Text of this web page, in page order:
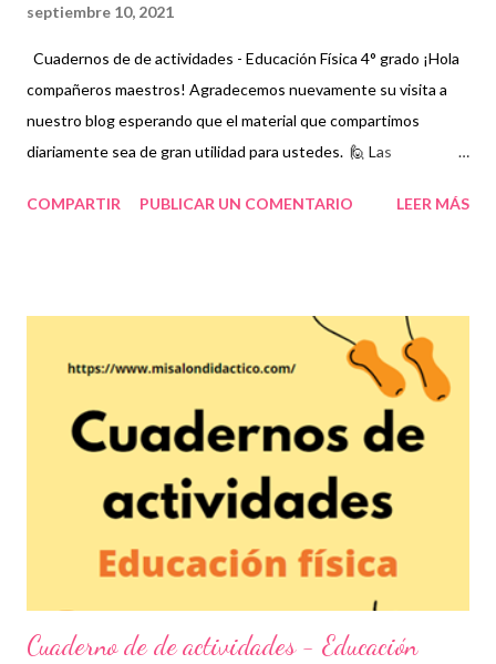
septiembre 10, 2021
Cuadernos de de actividades - Educación Física 4° grado ¡Hola
compañeros maestros! Agradecemos nuevamente su visita a
nuestro blog esperando que el material que compartimos
diariamente sea de gran utilidad para ustedes. 🙋 Las
desarrollo interactivo de los estudiantes no sólo porque se
todas las personas que practiquen actividades físicas. En la
asignatura de educación física se han estableciendo estrategias
que se llevan a cabo mediante prácticas deportivas que van más
allá de simples ejercicios ya que ahora es más común y mejor de
permita el razonamiento, las tácticas y la formación integral para
mejorar sus habilidades motrices. Para este ...
COMPARTIR PUBLICAR UN COMENTARIO LEER MÁS
Cuaderno de de actividades - Educación